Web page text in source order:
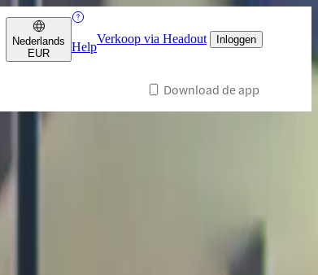
Nederlands
EUR
Help
Verkoop via Headout Inloggen
Download de app